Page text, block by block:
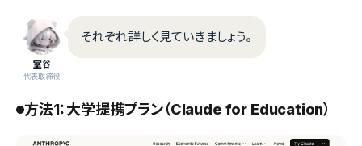
室谷
代表取締役
それぞれ詳しく見ていきましょう。
方法1：大学提携プラン（Claude for Education）